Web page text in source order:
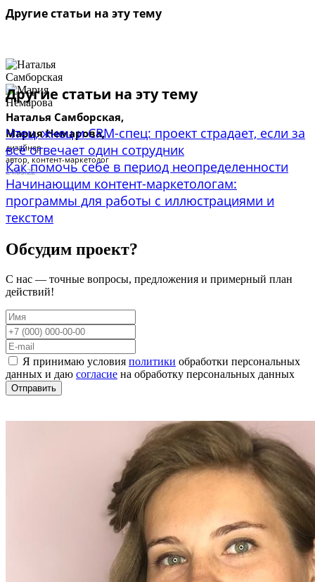
Наталья Самборская,
Мария Немарова,
дизайнер
автор, контент-маркетолог
24.05.22
Другие статьи на эту тему
Другие статьи на эту тему
Чтец, жнец и CRM-спец: проект страдает, если за
всё отвечает один сотрудник
Как помочь себе в период неопределенности
Начинающим контент-маркетологам:
программы для работы с иллюстрациями и
текстом
Обсудим проект?
С нас — точные вопросы, предложения и примерный план
действий!
Я принимаю условия политики обработки персональных
данных и даю согласие на обработку персональных данных
Отправить